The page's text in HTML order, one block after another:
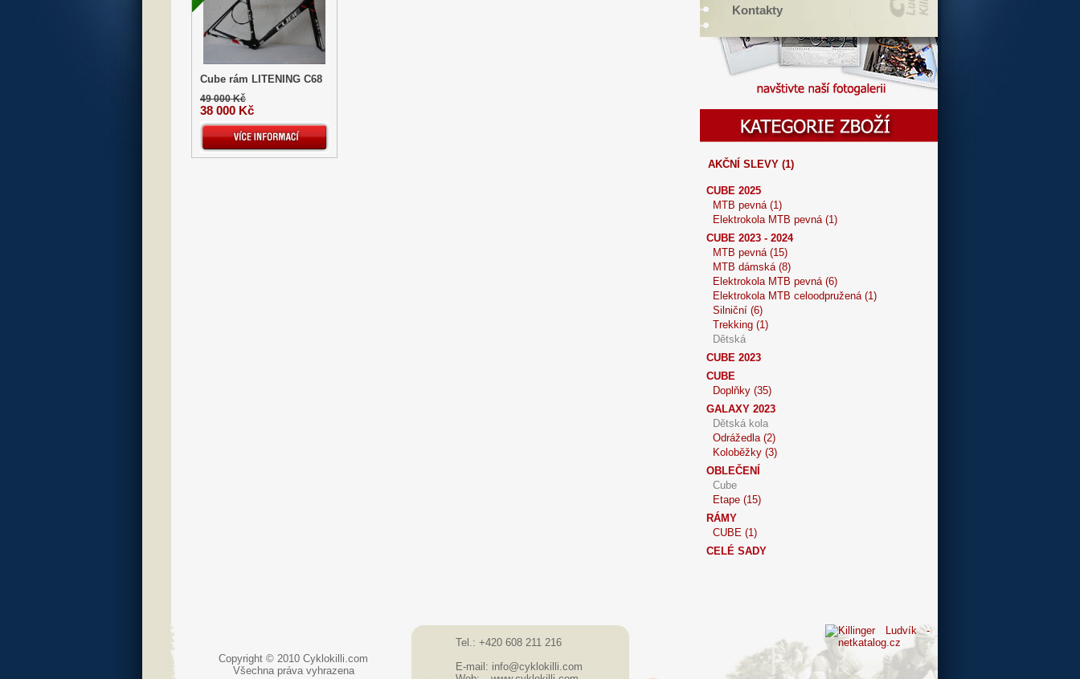
Cube rám LITENING C68
49 000 Kč
38 000 Kč
Kontakty
AKČNÍ SLEVY (1)
CUBE 2025
MTB pevná (1)
Elektrokola MTB pevná (1)
CUBE 2023 - 2024
MTB pevná (15)
MTB dámská (8)
Elektrokola MTB pevná (6)
Elektrokola MTB celoodpružená (1)
Silniční (6)
Trekking (1)
Dětská
CUBE 2023
CUBE
Doplňky (35)
GALAXY 2023
Dětská kola
Odrážedla (2)
Koloběžky (3)
OBLEČENÍ
Cube
Etape (15)
RÁMY
CUBE (1)
CELÉ SADY
Copyright © 2010 Cyklokilli.com
Všechna práva vyhrazena
Tel.: +420 608 211 216
E-mail: info@cyklokilli.com